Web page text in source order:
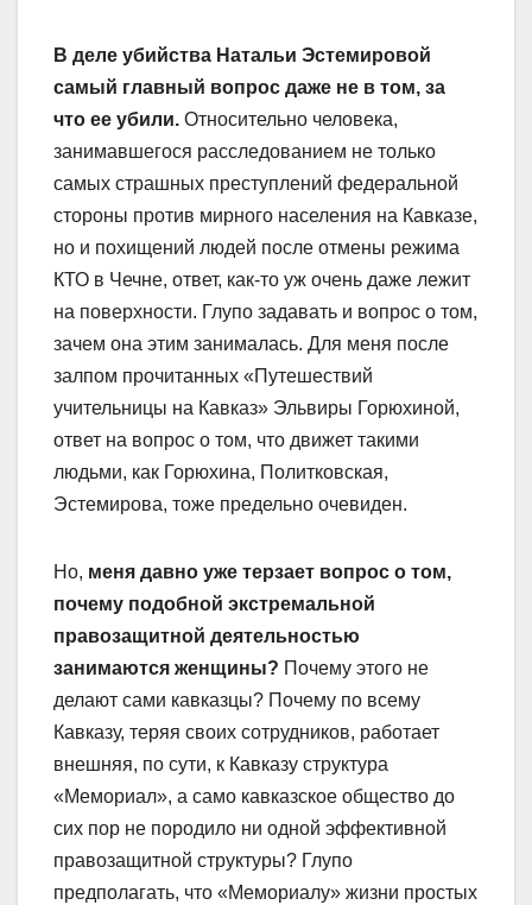
В деле убийства Натальи Эстемировой
самый главный вопрос даже не в том, за
что ее убили. Относительно человека,
занимавшегося расследованием не только
самых страшных преступлений федеральной
стороны против мирного населения на Кавказе,
но и похищений людей после отмены режима
КТО в Чечне, ответ, как-то уж очень даже лежит
на поверхности. Глупо задавать и вопрос о том,
зачем она этим занималась. Для меня после
залпом прочитанных «Путешествий
учительницы на Кавказ» Эльвиры Горюхиной,
ответ на вопрос о том, что движет такими
людьми, как Горюхина, Политковская,
Эстемирова, тоже предельно очевиден.
Но, меня давно уже терзает вопрос о том,
почему подобной экстремальной
правозащитной деятельностью
занимаются женщины? Почему этого не
делают сами кавказцы? Почему по всему
Кавказу, теряя своих сотрудников, работает
внешняя, по сути, к Кавказу структура
«Мемориал», а само кавказское общество до
сих пор не породило ни одной эффективной
правозащитной структуры? Глупо
предполагать, что «Мемориалу» жизни простых